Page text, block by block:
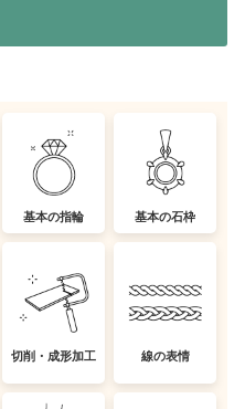
基本の指輪 基本の石枠
切削・成形加工 線の表情